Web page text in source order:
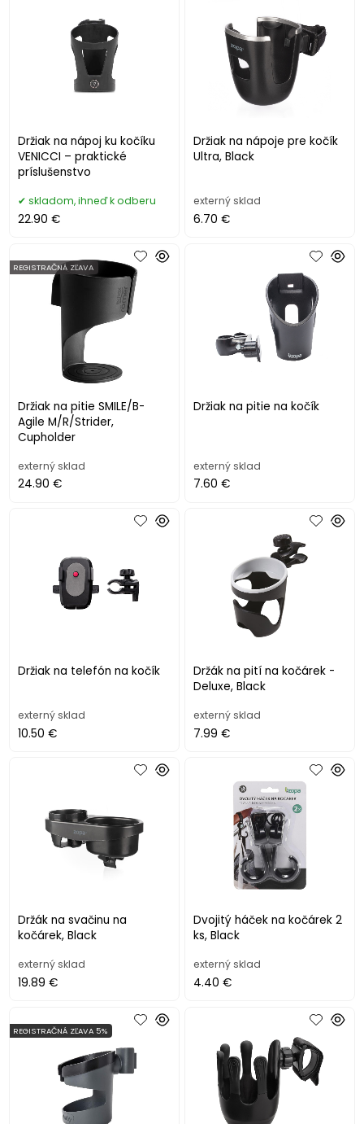
Držiak na nápoj ku kočíku
VENICCI – praktické
príslušenstvo
skladom, ihneď k odberu
22.90 €
Držiak na nápoje pre kočík
Ultra, Black
externý sklad
6.70 €
Držiak na pitie SMILE/B-
Agile M/R/Strider,
Cupholder
REGISTRAČNÁ ZĽAVA
externý sklad
24.90 €
Držiak na pitie na kočík
externý sklad
7.60 €
Držiak na telefón na kočík
externý sklad
10.50 €
Držák na pití na kočárek -
Deluxe, Black
externý sklad
7.99 €
Držák na svačinu na
kočárek, Black
externý sklad
19.89 €
Dvojitý háček na kočárek 2
ks, Black
externý sklad
4.40 €
REGISTRAČNÁ ZĽAVA 5%